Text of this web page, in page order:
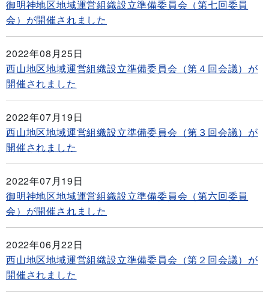
御明神地区地域運営組織設立準備委員会（第七回委員
会）が開催されました
2022年08月25日
西山地区地域運営組織設立準備委員会（第４回会議）が
開催されました
2022年07月19日
西山地区地域運営組織設立準備委員会（第３回会議）が
開催されました
2022年07月19日
御明神地区地域運営組織設立準備委員会（第六回委員
会）が開催されました
2022年06月22日
西山地区地域運営組織設立準備委員会（第２回会議）が
開催されました